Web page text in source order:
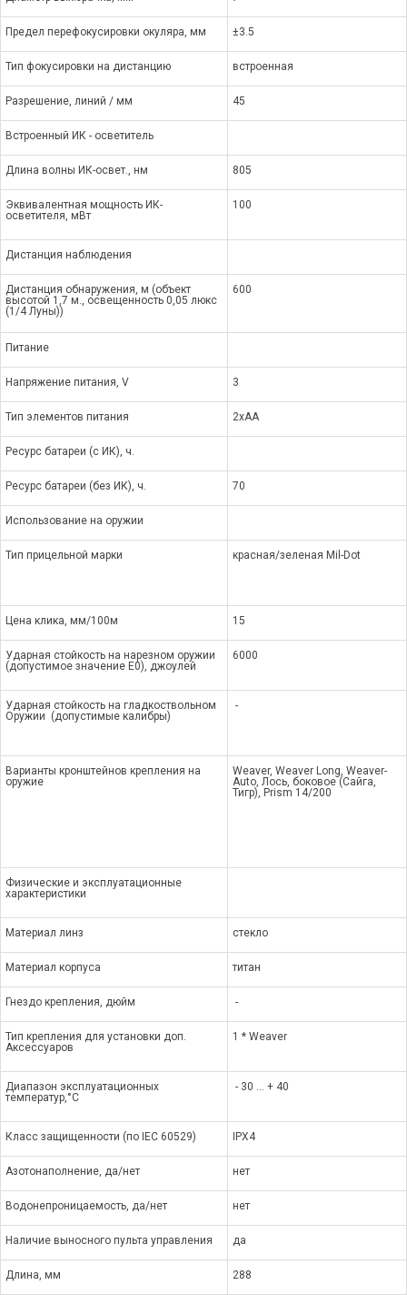
Предел перефокусировки окуляра, мм ±3.5
Тип фокусировки на дистанцию встроенная
Разрешение, линий / мм 45
Встроенный ИК - осветитель
Длина волны ИК-освет., нм 805
Эквивалентная мощность ИК-
осветителя, мВт
100
Дистанция наблюдения
Дистанция обнаружения, м (объект
высотой 1,7 м., освещенность 0,05 люкс
(1/4 Луны))
600
Питание
Напряжение питания, V 3
Тип элементов питания 2xAA
Ресурс батареи (с ИК), ч.
Ресурс батареи (без ИК), ч. 70
Использование на оружии
Тип прицельной марки красная/зеленая Mil-Dot
Цена клика, мм/100м 15
Ударная стойкость на нарезном оружии
(допустимое значение E0), джоулей
6000
Ударная стойкость на гладкоствольном
Оружии (допустимые калибры)
-
Варианты кронштейнов крепления на
оружие
Weaver, Weaver Long, Weaver-
Auto, Лось, боковое (Сайга,
Тигр), Prism 14/200
Физические и эксплуатационные
характеристики
Материал линз стекло
Материал корпуса титан
Гнездо крепления, дюйм -
Тип крепления для установки доп.
Аксессуаров
1 * Weaver
Диапазон эксплуатационных
температур,°С
- 30 … + 40
Класс защищенности (по IEC 60529) IPX4
Азотонаполнение, да/нет нет
Водонепроницаемость, да/нет нет
Наличие выносного пульта управления да
Длина, мм 288